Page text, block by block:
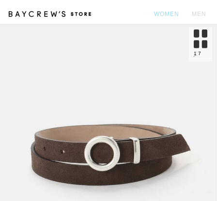
WOMEN MEN
1 7